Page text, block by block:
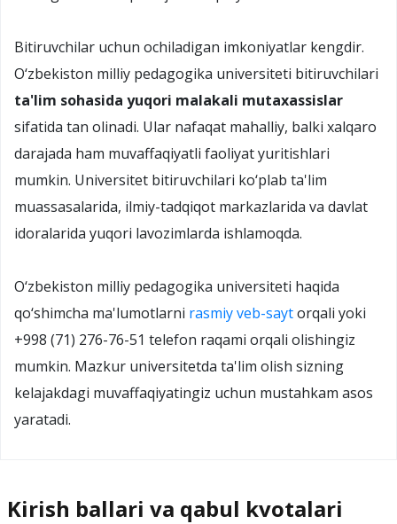
Bitiruvchilar uchun ochiladigan imkoniyatlar kengdir.
O‘zbekiston milliy pedagogika universiteti bitiruvchilari
ta'lim sohasida yuqori malakali mutaxassislar
sifatida tan olinadi. Ular nafaqat mahalliy, balki xalqaro
darajada ham muvaffaqiyatli faoliyat yuritishlari
mumkin. Universitet bitiruvchilari ko‘plab ta'lim
muassasalarida, ilmiy-tadqiqot markazlarida va davlat
idoralarida yuqori lavozimlarda ishlamoqda.
O‘zbekiston milliy pedagogika universiteti haqida
qo‘shimcha ma'lumotlarni rasmiy veb-saytorqali yoki
+998 (71) 276-76-51 telefon raqami orqali olishingiz
mumkin. Mazkur universitetda ta'lim olish sizning
kelajakdagi muvaffaqiyatingiz uchun mustahkam asos
yaratadi.
Kirish ballari va qabul kvotalari